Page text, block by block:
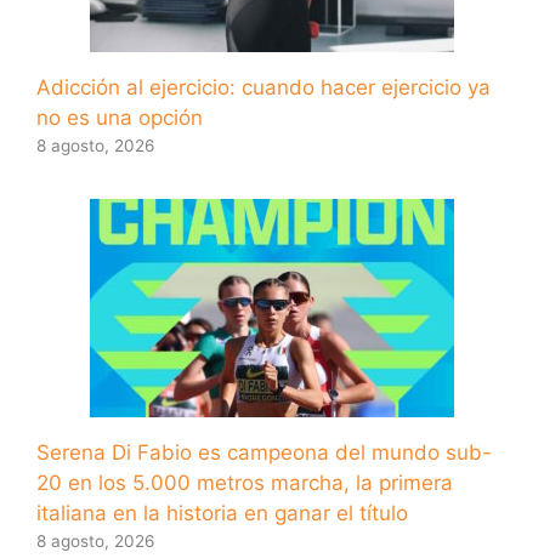
Adicción al ejercicio: cuando hacer ejercicio ya
no es una opción
8 agosto, 2026
Serena Di Fabio es campeona del mundo sub-
20 en los 5.000 metros marcha, la primera
italiana en la historia en ganar el título
8 agosto, 2026